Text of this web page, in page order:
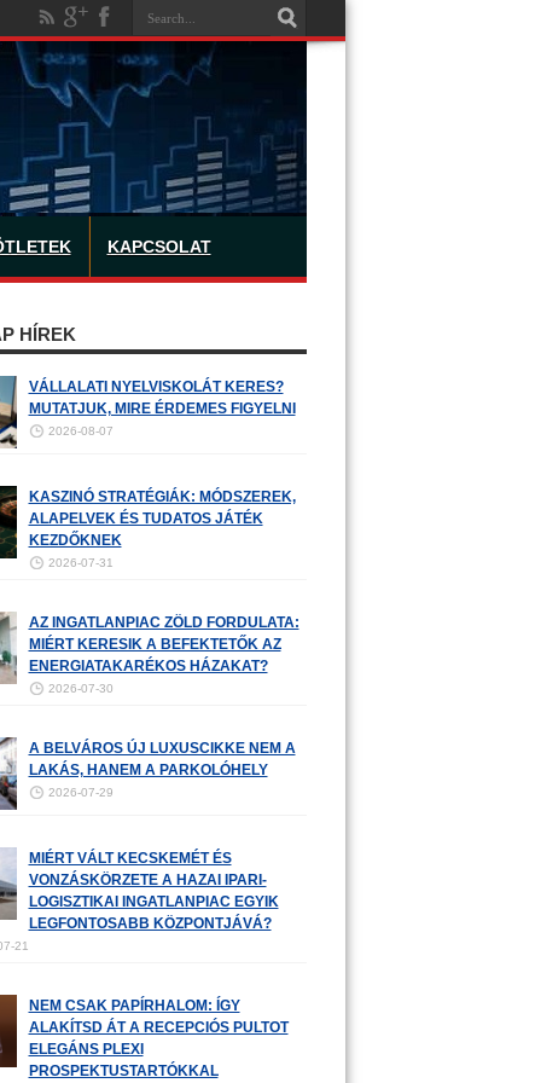
KAPCSOLAT
HÍREK
VÁLLALATI NYELVISKOLÁT KERES?
MUTATJUK, MIRE ÉRDEMES FIGYELNI
2026-08-07
KASZINÓ STRATÉGIÁK: MÓDSZEREK,
ALAPELVEK ÉS TUDATOS JÁTÉK
KEZDŐKNEK
2026-07-31
AZ INGATLANPIAC ZÖLD FORDULATA:
MIÉRT KERESIK A BEFEKTETŐK AZ
ENERGIATAKARÉKOS HÁZAKAT?
2026-07-30
A BELVÁROS ÚJ LUXUSCIKKE NEM A
LAKÁS, HANEM A PARKOLÓHELY
2026-07-29
MIÉRT VÁLT KECSKEMÉT ÉS
VONZÁSKÖRZETE A HAZAI IPARI-
LOGISZTIKAI INGATLANPIAC EGYIK
LEGFONTOSABB KÖZPONTJÁVÁ?
21
NEM CSAK PAPÍRHALOM: ÍGY
ALAKÍTSD ÁT A RECEPCIÓS PULTOT
ELEGÁNS PLEXI
PROSPEKTUSTARTÓKKAL